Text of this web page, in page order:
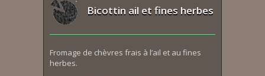
Bicottin ail et fines herbes
Fromage de chèvres frais à l’ail et au fines
herbes.